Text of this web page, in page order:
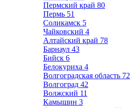
Пермский край 80
Пермь 51
Соликамск 5
Чайковский 4
Алтайский край 78
Барнаул 43
Бийск 6
Белокуриха 4
Волгоградская область 72
Волгоград 42
Волжский 11
Камышин 3